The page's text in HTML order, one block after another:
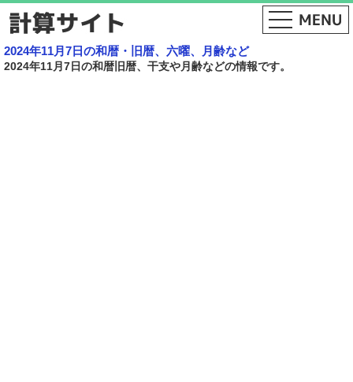
2024年11月7日の和暦・旧暦、六曜、月齢など
2024年11月7日の和暦旧暦、干支や月齢などの情報です。